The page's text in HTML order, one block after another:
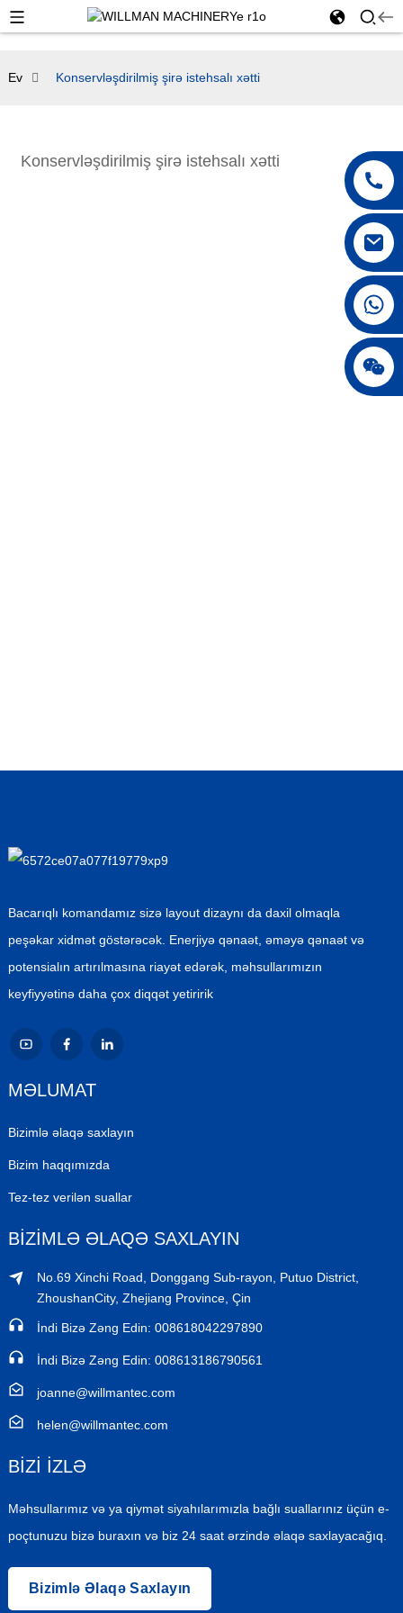
Ev Konservləşdirilmiş şirə istehsalı xətti
Konservləşdirilmiş şirə istehsalı xətti
Bacarıqlı komandamız sizə layout dizaynı da daxil olmaqla
peşəkar xidmət göstərəcək. Enerjiyə qənaət, əməyə qənaət və
potensialın artırılmasına riayət edərək, məhsullarımızın
keyfiyyətinə daha çox diqqət yetiririk
MƏLUMAT
Bizimlə əlaqə saxlayın
Bizim haqqımızda
Tez-tez verilən suallar
BIZIMLƏ ƏLAQƏ SAXLAYIN
No.69 Xinchi Road, Donggang Sub-rayon, Putuo District,
ZhoushanCity, Zhejiang Province, Çin
İndi Bizə Zəng Edin: 008618042297890
İndi Bizə Zəng Edin: 008613186790561
joanne@willmantec.com
helen@willmantec.com
BIZI IZLƏ
Məhsullarımız və ya qiymət siyahılarımızla bağlı suallarınız üçün e-
poçtunuzu bizə buraxın və biz 24 saat ərzində əlaqə saxlayacağıq.
Bizimlə Əlaqə Saxlayın